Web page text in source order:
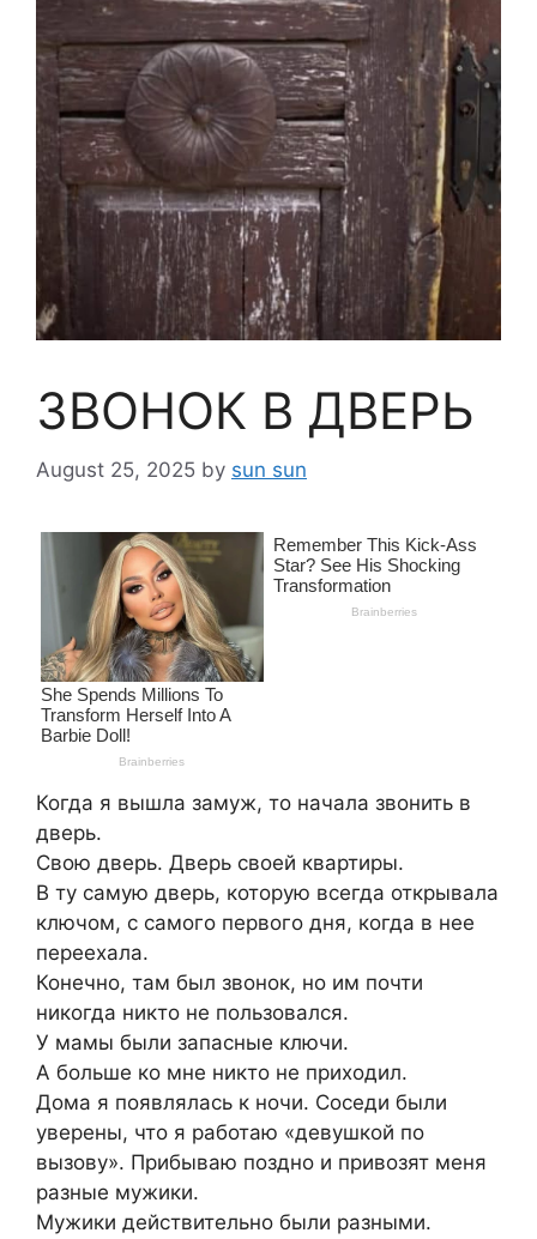
ЗВОНОК В ДВЕРЬ
August 25, 2025 by sun sun
Когда я вышла замуж, то начала звонить в
дверь.
Свою дверь. Дверь своей квартиры.
В ту самую дверь, которую всегда открывала
ключом, с самого первого дня, когда в нее
переехала.
Конечно, там был звонок, но им почти
никогда никто не пользовался.
У мамы были запасные ключи.
А больше ко мне никто не приходил.
Дома я появлялась к ночи. Соседи были
уверены, что я работаю «девушкой по
вызову». Прибываю поздно и привозят меня
разные мужики.
Мужики действительно были разными.